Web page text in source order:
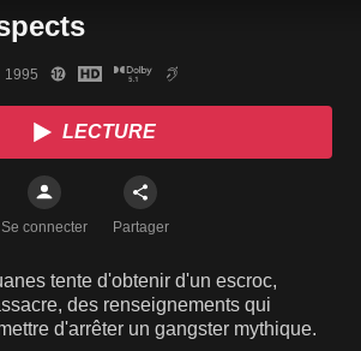
1995
LECTURE
Se connecter Partager
tente d'obtenir d'un escroc,
des renseignements qui
d'arrêter un gangster mythique.